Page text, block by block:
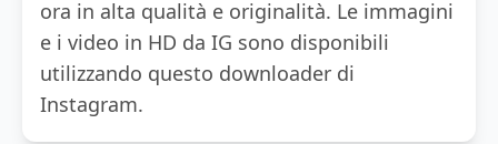
ora in alta qualità e originalità. Le immagini
e i video in HD da IG sono disponibili
utilizzando questo downloader di
Instagram.